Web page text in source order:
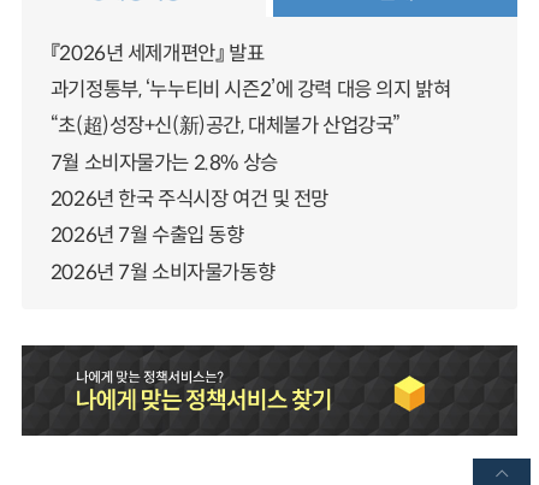
『2026년 세제개편안』 발표
과기정통부, ‘누누티비 시즌2’에 강력 대응 의지 밝혀
“초(超)성장+신(新)공간, 대체불가 산업강국”
7월 소비자물가는 2.8% 상승
2026년 한국 주식시장 여건 및 전망
2026년 7월 수출입 동향
2026년 7월 소비자물가동향